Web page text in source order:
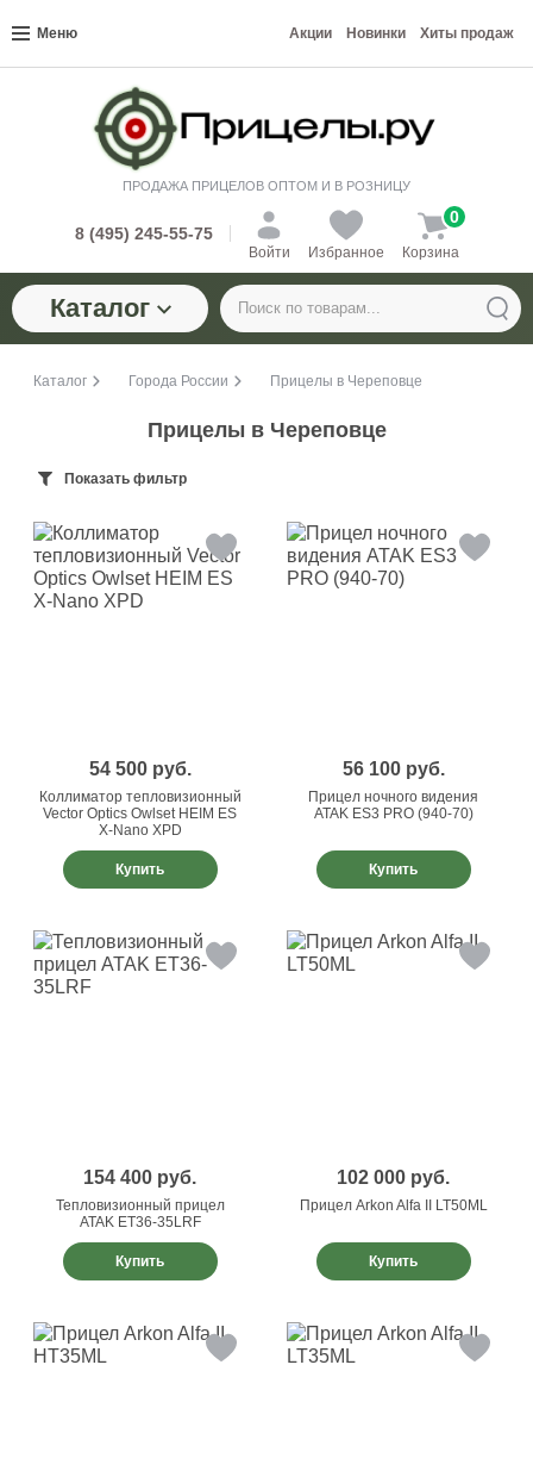
Меню Акции Новинки Хиты продаж
ПРОДАЖА ПРИЦЕЛОВ ОПТОМ И В РОЗНИЦУ
8 (495) 245-55-75
Войти Избранное Корзина
0
Каталог
Каталог Города России Прицелы в Череповце
Прицелы в Череповце
Показать фильтр
54 500 руб.
Коллиматор тепловизионный
Vector Optics Owlset HEIM ES
X-Nano XPD
Купить
56 100 руб.
Прицел ночного видения
ATAK ES3 PRO (940-70)
Купить
154 400 руб.
Тепловизионный прицел
ATAK ET36-35LRF
Купить
102 000 руб.
Прицел Arkon Alfa II LT50ML
Купить